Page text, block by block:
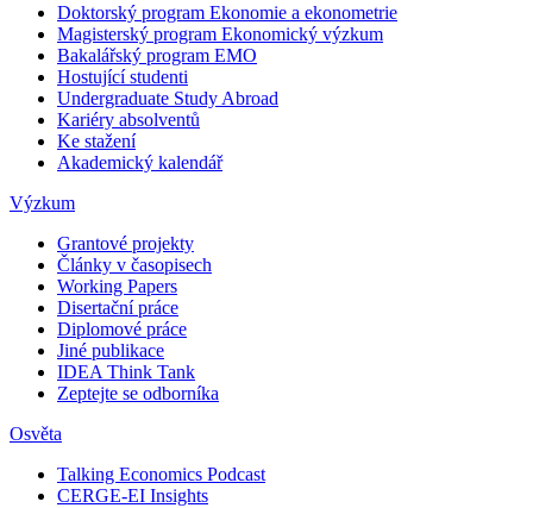
Doktorský program Ekonomie a ekonometrie
Magisterský program Ekonomický výzkum
Bakalářský program EMO
Hostující studenti
Undergraduate Study Abroad
Kariéry absolventů
Ke stažení
Akademický kalendář
Výzkum
Grantové projekty
Články v časopisech
Working Papers
Disertační práce
Diplomové práce
Jiné publikace
IDEA Think Tank
Zeptejte se odborníka
Osvěta
Talking Economics Podcast
CERGE-EI Insights